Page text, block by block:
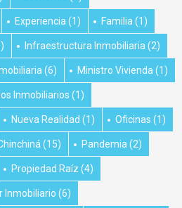
Experiencia (1) Familia (1)
Infraestructura Inmobiliaria (2)
(6) Ministro Vivienda (1)
Inmobiliarios (1)
Nueva Realidad (1) Oficinas (1)
(15) Pandemia (2)
Propiedad Raíz (4)
Inmobiliario (6)